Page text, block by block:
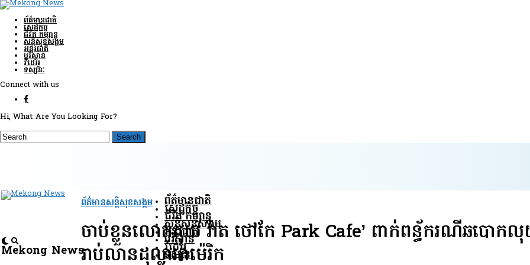
ព័ត៌មានជាតិ
សេដ្ឋកិច្ច
ជីវិត កម្សាន្ត
សន្តិសុខ​សង្គម
អន្តរជាតិ
បរិស្ថាន
វីដេអូ
ទស្សនៈ
Connect with us
Hi, What Are You Looking For?
Mekong News
ព័ត៌មានជាតិ
សេដ្ឋកិច្ច
ជីវិត កម្សាន្ត
សន្តិសុខ​សង្គម
អន្តរជាតិ
បរិស្ថាន
វីដេអូ
ទស្សនៈ
ព័ត៌មានសន្តិសុខ​សង្គម
ចាប់ខ្លួន​លោកគុយ​ វ៉ាត​ ថៅកែ​ Park Cafe’ ពាក់ពន្ធ័​ករណីឆបោក
រាប់លានដុល្លាអាម៉េរិក